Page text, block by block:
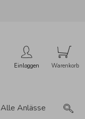
Einloggen
Alle Anlässe